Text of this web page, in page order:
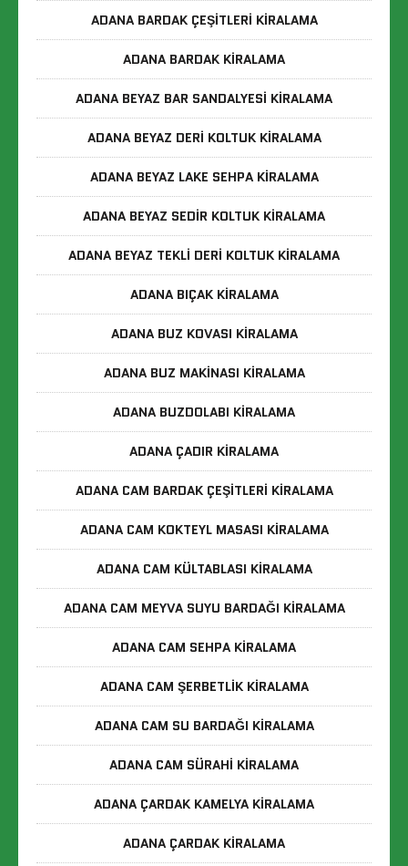
ADANA BARDAK ÇEŞITLERI KIRALAMA
ADANA BARDAK KIRALAMA
ADANA BEYAZ BAR SANDALYESI KIRALAMA
ADANA BEYAZ DERI KOLTUK KIRALAMA
ADANA BEYAZ LAKE SEHPA KIRALAMA
ADANA BEYAZ SEDIR KOLTUK KIRALAMA
ADANA BEYAZ TEKLI DERI KOLTUK KIRALAMA
ADANA BIÇAK KIRALAMA
ADANA BUZ KOVASI KIRALAMA
ADANA BUZ MAKINASI KIRALAMA
ADANA BUZDOLABI KIRALAMA
ADANA ÇADIR KIRALAMA
ADANA CAM BARDAK ÇEŞITLERI KIRALAMA
ADANA CAM KOKTEYL MASASI KIRALAMA
ADANA CAM KÜLTABLASI KIRALAMA
ADANA CAM MEYVA SUYU BARDAĞI KIRALAMA
ADANA CAM SEHPA KIRALAMA
ADANA CAM ŞERBETLIK KIRALAMA
ADANA CAM SU BARDAĞI KIRALAMA
ADANA CAM SÜRAHI KIRALAMA
ADANA ÇARDAK KAMELYA KIRALAMA
ADANA ÇARDAK KIRALAMA